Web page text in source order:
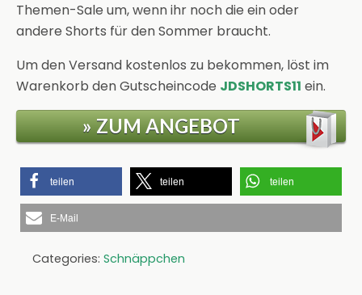
Themen-Sale um, wenn ihr noch die ein oder
andere Shorts für den Sommer braucht.
Um den Versand kostenlos zu bekommen, löst im
Warenkorb den Gutscheincode JDSHORTS11 ein.
» ZUM ANGEBOT
teilen teilen teilen
E-Mail
Categories: Schnäppchen